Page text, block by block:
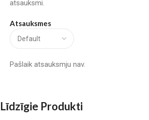
Atsauksmes
Pašlaik atsauksmju nav.
atsauksmi.
Līdzīgie Produkti